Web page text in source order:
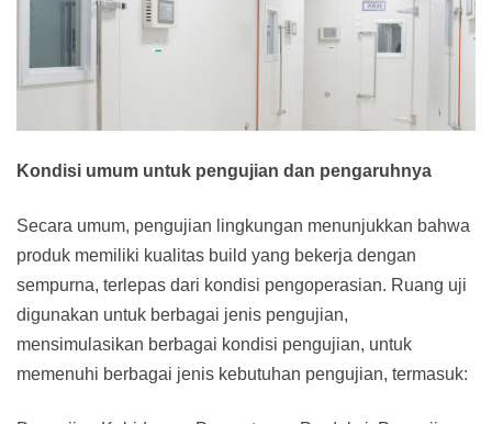
Kondisi umum untuk pengujian dan pengaruhnya
Secara umum, pengujian lingkungan menunjukkan bahwa
produk memiliki kualitas build yang bekerja dengan
sempurna, terlepas dari kondisi pengoperasian. Ruang uji
digunakan untuk berbagai jenis pengujian,
mensimulasikan berbagai kondisi pengujian, untuk
memenuhi berbagai jenis kebutuhan pengujian, termasuk: